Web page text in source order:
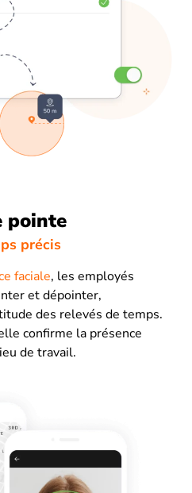
pointe
précis
faciale, les employés
et dépointer,
des relevés de temps.
confirme la présence
de travail.